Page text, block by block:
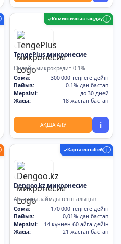
✓Комиссиясыз таңдау i
TengePlus микронесие
Онлайн микрокредит 0.1%
Сома:
300 000 теңгеге дейін
Пайыз:
0.1%-дан бастап
Мерзімі:
до 30 дней
Жасы:
18 жастан бастап
АҚША АЛУ i
✓Карта енгізбей i
Dengoo.kz микронесие
Алғашқы займды тегін алыңыз
Сома:
170 000 теңгеге дейін
Пайыз:
0,01%-дан бастап
Мерзімі:
14 күннен 60 айға дейін
Жасы:
21 жастан бастап